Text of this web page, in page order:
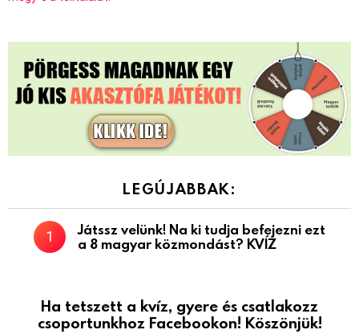
LEGÚJABBAK:
Játssz velünk! Na ki tudja befejezni ezt
a 8 magyar közmondást? KVÍZ
Ha tetszett a kvíz, gyere és csatlakozz
csoportunkhoz Facebookon! Köszönjük!